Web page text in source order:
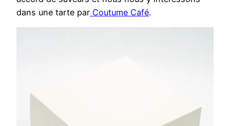
dans une tarte par Coutume Café.